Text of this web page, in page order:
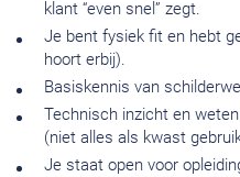
klant “even snel” zegt.
Je bent fysiek fit en hebt
hoort erbij).
Basiskennis van
Technisch inzicht en
(niet alles als kwast
Je staat open voor